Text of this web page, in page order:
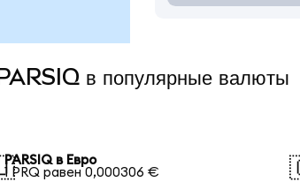
в популярные валюты
PARSIQ в Евро
1 PRQ равен 0,000306 €